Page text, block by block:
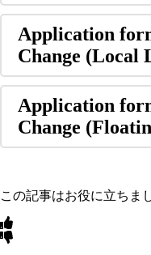
Application
Change (Local
Application
Change
この記事はお役に立ちま